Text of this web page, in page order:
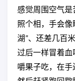
感觉周围空气
照个相，手会像
湖”、还差几百
过后一样冒着
嚼果子吃，在手